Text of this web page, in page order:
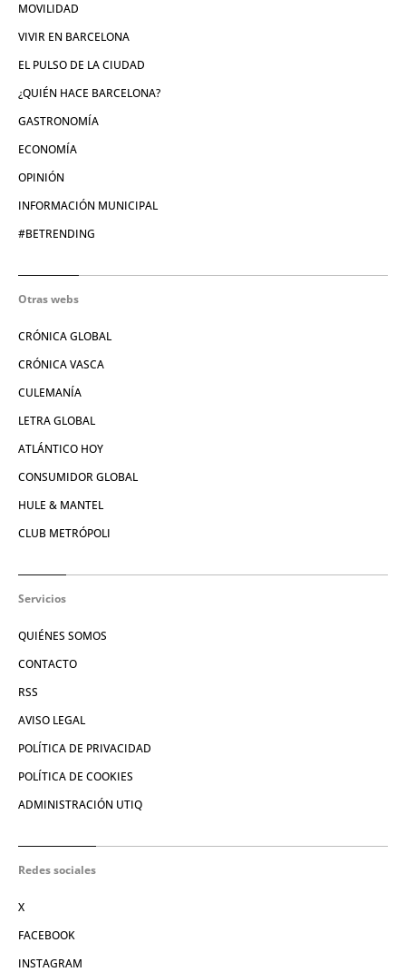
MOVILIDAD
VIVIR EN BARCELONA
EL PULSO DE LA CIUDAD
¿QUIÉN HACE BARCELONA?
GASTRONOMÍA
ECONOMÍA
OPINIÓN
INFORMACIÓN MUNICIPAL
#BETRENDING
Otras webs
CRÓNICA GLOBAL
CRÓNICA VASCA
CULEMANÍA
LETRA GLOBAL
ATLÁNTICO HOY
CONSUMIDOR GLOBAL
HULE & MANTEL
CLUB METRÓPOLI
Servicios
QUIÉNES SOMOS
CONTACTO
RSS
AVISO LEGAL
POLÍTICA DE PRIVACIDAD
POLÍTICA DE COOKIES
ADMINISTRACIÓN UTIQ
Redes sociales
X
FACEBOOK
INSTAGRAM